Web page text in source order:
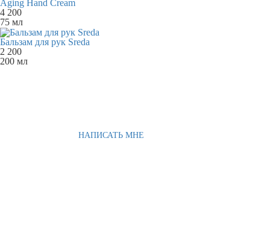
Aging Hand Cream
4 200
75 мл
Бальзам для рук Sreda
2 200
200 мл
НАПИСАТЬ МНЕ